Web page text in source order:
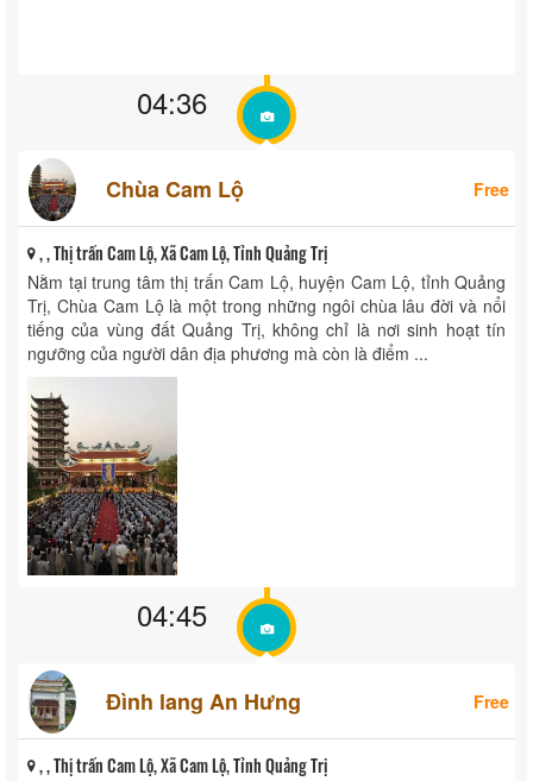
04:36
Chùa Cam Lộ Free
, , Thị trấn Cam Lộ, Xã Cam Lộ, Tỉnh Quảng Trị
Nằm tại trung tâm thị trấn Cam Lộ, huyện Cam Lộ, tỉnh Quảng
Trị, Chùa Cam Lộ là một trong những ngôi chùa lâu đời và nổi
tiếng của vùng đất Quảng Trị, không chỉ là nơi sinh hoạt tín
ngưỡng của người dân địa phương mà còn là điểm ...
04:45
Đình lang An Hưng Free
, , Thị trấn Cam Lộ, Xã Cam Lộ, Tỉnh Quảng Trị